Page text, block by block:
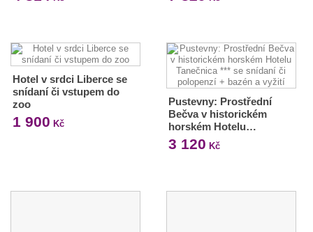
Hotel v srdci Liberce se
snídaní či vstupem do
zoo
1 900 Kč
Pustevny: Prostřední
Bečva v historickém
horském Hotelu…
3 120 Kč